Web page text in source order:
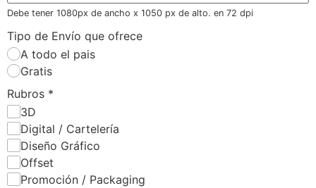
Debe tener 1080px de ancho x 1050 px de alto. en 72 dpi
Tipo de Envío que ofrece
A todo el pais
Gratis
Rubros *
3D
Digital / Cartelería
Diseño Gráfico
Offset
Promoción / Packaging